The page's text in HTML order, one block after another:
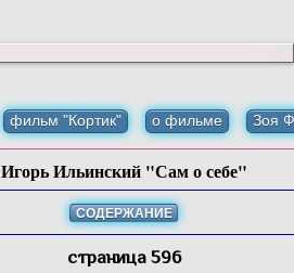
фильм "Кортик" о фильме Зоя
Игорь Ильинский "Сам о себе"
СОДЕРЖАНИЕ
страница 596